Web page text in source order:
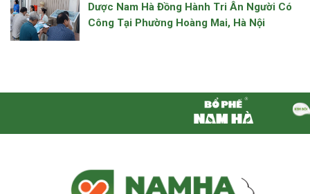
Dược Nam Hà Đồng Hành Tri Ân Người Có
Công Tại Phường Hoàng Mai, Hà Nội